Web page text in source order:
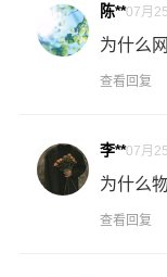
什么是送货费用？
即送货上门费用
散地运送到指定
- 万信物流广州物
务理念，凭借广
客户提供优质高
陈**07月
为什么
查看回复
李**07月
为什么
查看回复